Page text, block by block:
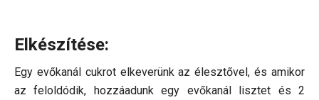
Elkészítése:
Egy evőkanál cukrot elkeverünk az élesztővel, és amikor
az feloldódik, hozzáadunk egy evőkanál lisztet és 2